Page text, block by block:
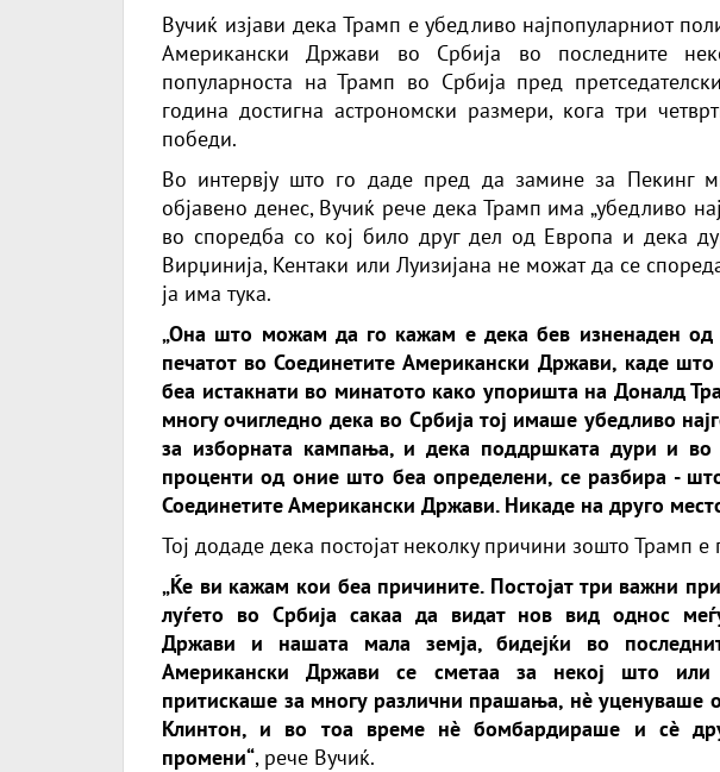
Вучиќ изјави дека Трамп е убедливо најпопуларниот
Американски Држави во Србија во последните
популарноста на Трамп во Србија пред
година достигна астрономски размери, кога три
победи.
Во интервју што го даде пред да замине за Пекинг
објавено денес, Вучиќ рече дека Трамп има „убедливо
во споредба со кој било друг дел од Европа и дека
Вирџинија, Кентаки или Луизијана не можат да се
ја има тука.
„Она што можам да го кажам е дека бев изненаден од
печатот во Соединетите Американски Држави, каде
беа истакнати во минатото како упоришта на Доналд
многу очигледно дека во Србија тој имаше убедливо
за изборната кампања, и дека поддршката дури и
проценти од оние што беа определени, се разбира -
Соединетите Американски Држави. Никаде на друго
Тој додаде дека постојат неколку причини зошто Трамп е
„Ќе ви кажам кои беа причините. Постојат три важни
луѓето во Србија сакаа да видат нов вид однос
Држави и нашата мала земја, бидејќи во
Американски Држави се сметаа за некој што
притискаше за многу различни прашања, нè уценуваше
Клинтон, и во тоа време нè бомбардираше и сè
промени“, рече Вучиќ.